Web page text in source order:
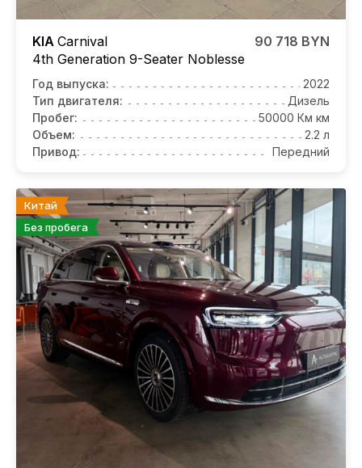
KIA Carnival
4th Generation 9-Seater Noblesse
90 718 BYN
Год выпуска:
2022
Тип двигателя:
Дизель
Пробег:
50000 Км км
Объем:
2.2 л
Привод:
Передний
Китай
Без пробега